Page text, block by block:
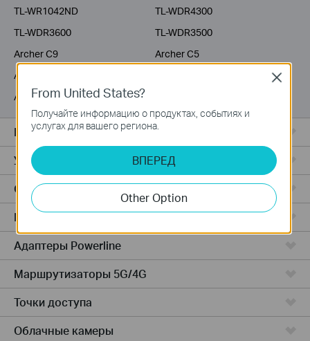
TL-WR1042ND
TL-WDR4300
TL-WDR3600
TL-WDR3500
Archer C9
Archer C5
Archer C3200
Archer C20i
Все комплекты Deco
Усилители Wi-Fi
Серия Fusion
Маршрутизаторы ADSL/VDSL
Адаптеры Powerline
Маршрутизаторы 5G/4G
Точки доступа
Облачные камеры
From United States?
Получайте информацию о продуктах, событиях и
услугах для вашего региона.
ВПЕРЕД
Other Option
Close